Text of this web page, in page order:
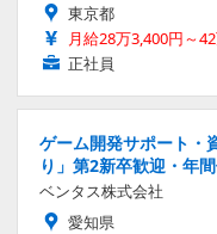
東京都
月給28万3,400円～
正社員
ゲーム開発サポート・
り」第2新卒歓迎・年
ベンタス株式会社
愛知県